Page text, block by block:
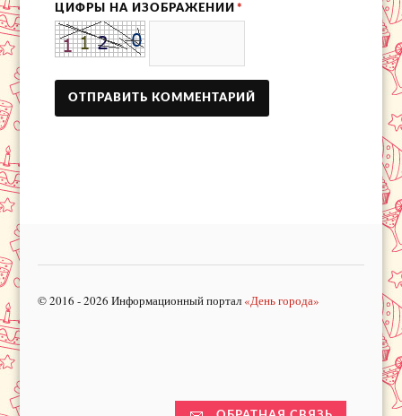
ЦИФРЫ НА ИЗОБРАЖЕНИИ *
© 2016 - 2026 Информационный портал «День города»